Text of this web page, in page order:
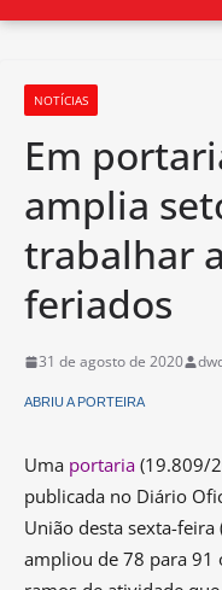
NOTÍCIAS
Em
amplia
trabalhar
feriados
31 de agosto de 2020
ABRIU A PORTEIRA
Uma portaria (19.809/
publicada no Diário
União desta sexta-feira
ampliou de 78 para 91